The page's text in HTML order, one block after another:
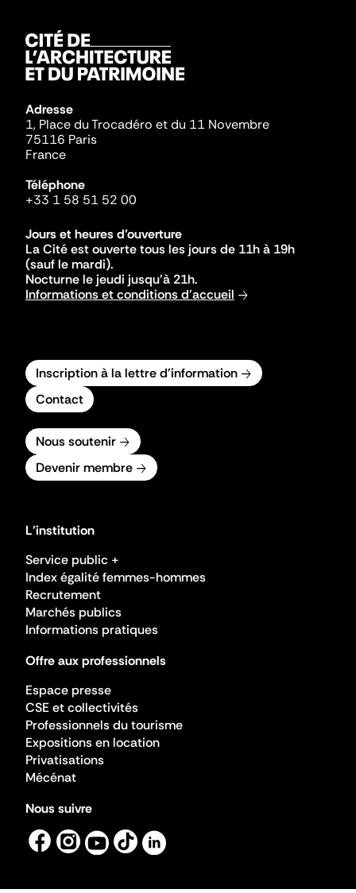
Adresse
1, Place du Trocadéro et du 11 Novembre
75116 Paris
France
Téléphone
+33 1 58 51 52 00
Jours et heures d'ouverture
La Cité est ouverte tous les jours de 11h à 19h
(sauf le mardi).
Nocturne le jeudi jusqu'à 21h.
Informations et conditions d'accueil
Inscription à la lettre d'information
Contact
Nous soutenir
Devenir membre
L'institution
Service public +
Index égalité femmes-hommes
Recrutement
Marchés publics
Informations pratiques
Offre aux professionnels
Espace presse
CSE et collectivités
Professionnels du tourisme
Expositions en location
Privatisations
Mécénat
Nous suivre